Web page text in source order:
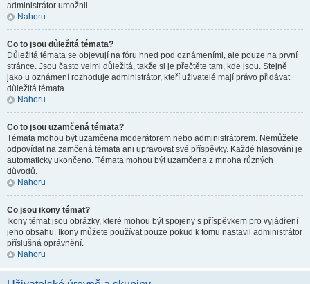
administrátor umožnil.
Nahoru
Co to jsou důležitá témata?
Důležitá témata se objevují na fóru hned pod oznámeními, ale pouze na první
stránce. Jsou často velmi důležitá, takže si je přečtěte tam, kde jsou. Stejně
jako u oznámení rozhoduje administrátor, kteří uživatelé mají právo přidávat
důležitá témata.
Nahoru
Co to jsou uzamčená témata?
Témata mohou být uzamčena moderátorem nebo administrátorem. Nemůžete
odpovídat na zamčená témata ani upravovat své příspěvky. Každé hlasování je
automaticky ukončeno. Témata mohou být uzamčena z mnoha různých
důvodů.
Nahoru
Co jsou ikony témat?
Ikony témat jsou obrázky, které mohou být spojeny s příspěvkem pro vyjádření
jeho obsahu. Ikony můžete používat pouze pokud k tomu nastavil administrátor
příslušná oprávnění.
Nahoru